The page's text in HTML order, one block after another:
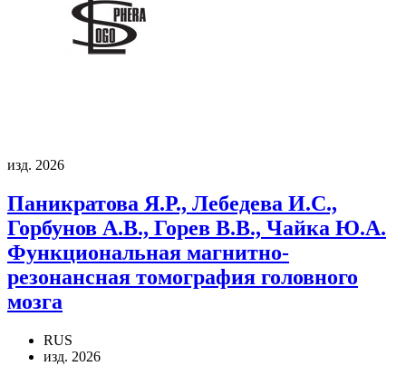
изд. 2026
Паникратова Я.Р., Лебедева И.С.,
Горбунов А.В., Горев В.В., Чайка Ю.А.
Функциональная магнитно-
резонансная томография головного
мозга
RUS
изд. 2026